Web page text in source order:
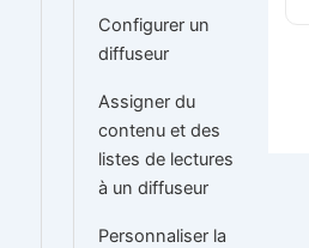
Configurer un
diffuseur
Assigner du
contenu et des
listes de lectures
à un diffuseur
Personnaliser la